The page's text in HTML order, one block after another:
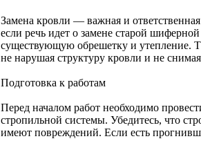
Замена кровли — важная и
если речь идет о замене старой
существующую обрешетку и утепление.
не нарушая структуру кровли и не
Подготовка к работам
Перед началом работ необходимо
стропильной системы. Убедитесь, что
имеют повреждений. Если есть